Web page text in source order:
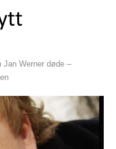
Jan Werner døde –